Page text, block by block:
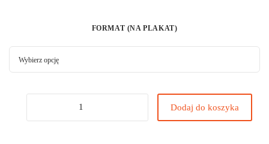
FORMAT (NA PLAKAT)
Dodaj do koszyka